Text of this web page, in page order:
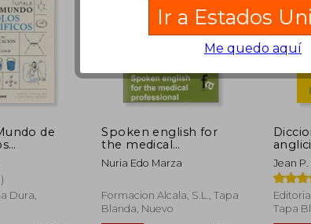
15%
$ 19.99
de
Dura,
Spoken english for
the medical
professional
(Administracion -
Nuria Edo Marza
Formacion Alcala, S.L., Tapa
Blanda, Nuevo
Jean P.
Tapa
Ir a Estados
Me quedo aquí